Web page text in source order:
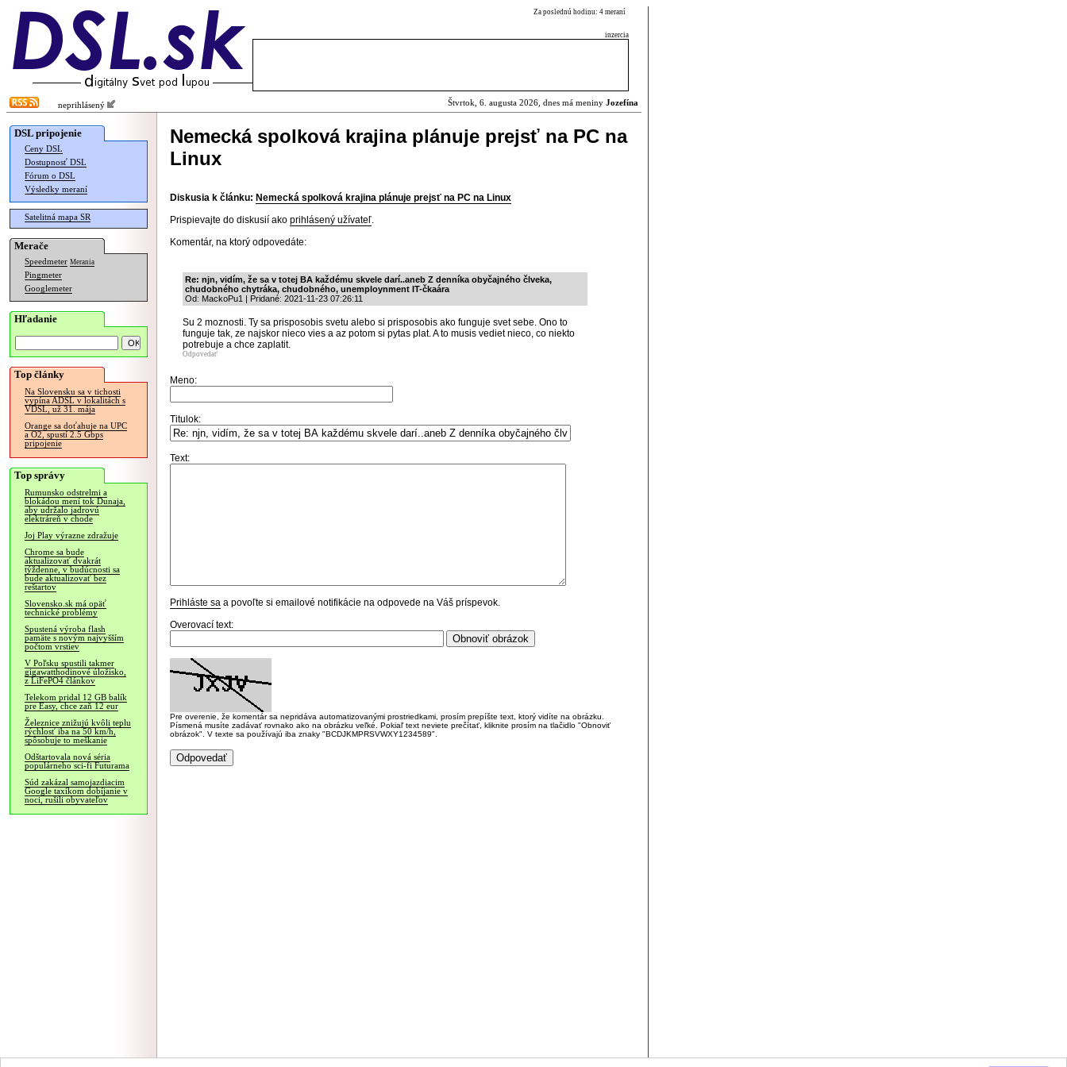
Za poslednú hodinu: 4 meraní
inzercia
neprihlásený Štvrtok, 6. augusta 2026, dnes má meniny Jozefína
DSL pripojenie
Ceny DSL
Dostupnosť DSL
Fórum o DSL
Výsledky meraní
Satelitná mapa SR
Merače
Speedmeter Merania
Pingmeter
Googlemeter
Hľadanie
Top články
Na Slovensku sa v tichosti
vypína ADSL v lokalitách s
VDSL, už 31. mája
Orange sa doťahuje na UPC
a O2, spustí 2.5 Gbps
pripojenie
Top správy
Rumunsko odstrelmi a
blokádou mení tok Dunaja,
aby udržalo jadrovú
elektráreň v chode
Joj Play výrazne zdražuje
Chrome sa bude
aktualizovať dvakrát
týždenne, v budúcnosti sa
bude aktualizovať bez
reštartov
Slovensko.sk má opäť
technické problémy
Spustená výroba flash
pamäte s novým najvyšším
počtom vrstiev
V Poľsku spustili takmer
gigawatthodinové úložisko,
z LiFePO4 článkov
Telekom pridal 12 GB balík
pre Easy, chce zaň 12 eur
Železnice znižujú kvôli teplu
rýchlosť iba na 50 km/h,
spôsobuje to meškanie
Odštartovala nová séria
populárneho sci-fi Futurama
Súd zakázal samojazdiacim
Google taxíkom dobíjanie v
noci, rušili obyvateľov
Nemecká spolková krajina plánuje prejsť na PC na
Linux
Diskusia k článku: Nemecká spolková krajina plánuje prejsť na PC na Linux
Prispievajte do diskusií ako prihlásený užívateľ.
Komentár, na ktorý odpovedáte:
Re: njn, vidím, že sa v totej BA každému skvele darí..aneb Z denníka obyčajného člveka,
chudobného chytráka, chudobného, unemploynment IT-čkaára
Od: MackoPu1 | Pridané: 2021-11-23 07:26:11
Su 2 moznosti. Ty sa prisposobis svetu alebo si prisposobis ako funguje svet sebe. Ono to
funguje tak, ze najskor nieco vies a az potom si pytas plat. A to musis vediet nieco, co niekto
potrebuje a chce zaplatit.
Odpovedať
Meno:
Titulok:
Text:
Prihláste sa a povoľte si emailové notifikácie na odpovede na Váš príspevok.
Overovací text:
Pre overenie, že komentár sa nepridáva automatizovanými prostriedkami, prosím prepíšte text, ktorý vidíte na obrázku.
Písmená musíte zadávať rovnako ako na obrázku veľké. Pokiaľ text neviete prečítať, kliknite prosím na tlačidlo "Obnoviť
obrázok". V texte sa používajú iba znaky "BCDJKMPRSVWXY1234589".